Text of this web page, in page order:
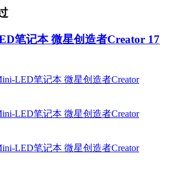
笔记本 微星创造者Creator 17